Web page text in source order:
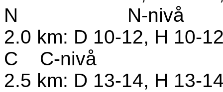
N
N-nivå
2.0 km: D 10-12, H 10-
C
C-nivå
2.5 km: D 13-14, H 13-